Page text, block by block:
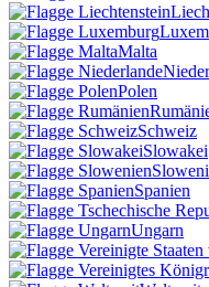
Malta
Polen
Schweiz
Slowakei
Spanien
Ungarn